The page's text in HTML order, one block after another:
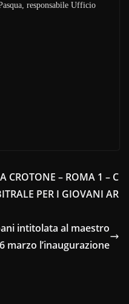
responsabile Ufficio
CROTONE – ROMA 1 – C
PER I GIOVANI AR
intitolata al maestro
marzo l’inaugurazione